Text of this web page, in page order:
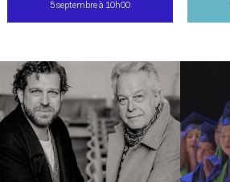
5 septembre à 10h00